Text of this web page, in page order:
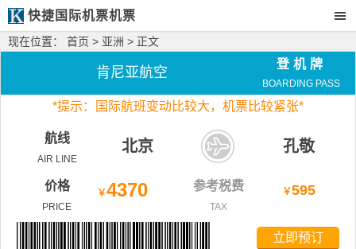
快捷国际机票机票
现在位置： 首页 > 亚洲 > 正文
肯尼亚航空
登机牌
BOARDING PASS
*提示：国际航班变动比较大， 机票比较紧张*
航线
AIR LINE
北京 孔敬
价格
PRICE
￥4370 参考税费
TAX
￥595
立即预订